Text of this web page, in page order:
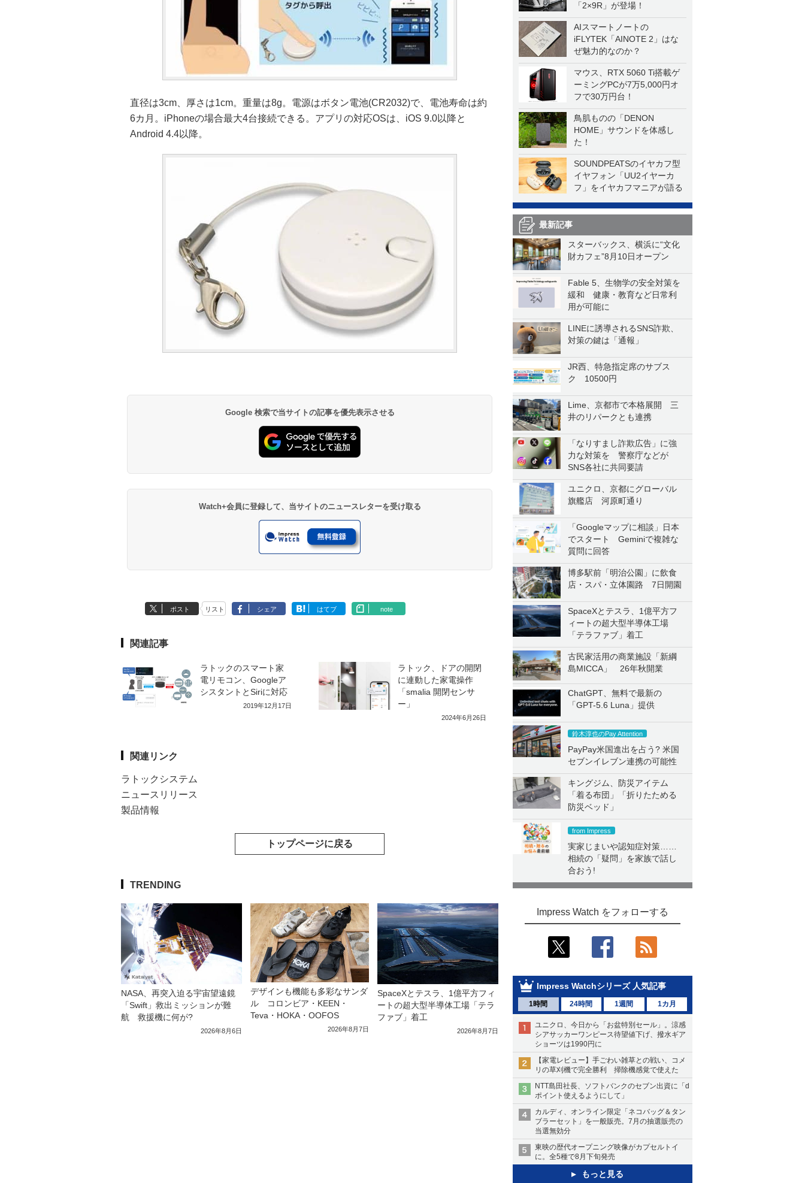
「2×9R」が登場！
AIスマートノートの
iFLYTEK「AINOTE 2」はな
ぜ魅力的なのか？
マウス、RTX 5060 Ti搭載ゲ
ーミングPCが7万5,000円オ
フで30万円台！
鳥肌ものの「DENON
HOME」サウンドを体感し
た！
SOUNDPEATSのイヤカフ型
イヤフォン「UU2イヤーカ
フ」をイヤカフマニアが語る
最新記事
スターバックス、横浜に“文化
財カフェ”8月10日オープン
Fable 5、生物学の安全対策を
緩和 健康・教育など日常利
用が可能に
LINEに誘導されるSNS詐欺、
対策の鍵は「通報」
JR西、特急指定席のサブス
ク 10500円
Lime、京都市で本格展開 三
井のリパークとも連携
「なりすまし詐欺広告」に強
力な対策を 警察庁などが
SNS各社に共同要請
ユニクロ、京都にグローバル
旗艦店 河原町通り
「Googleマップに相談」日本
でスタート Geminiで複雑な
質問に回答
博多駅前「明治公園」に飲食
店・スパ・立体園路 7日開園
SpaceXとテスラ、1億平方フ
ィートの超大型半導体工場
「テラファブ」着工
古民家活用の商業施設「新綱
島MICCA」 26年秋開業
ChatGPT、無料で最新の
「GPT-5.6 Luna」提供
鈴木淳也のPay Attention
PayPay米国進出を占う? 米国
セブンイレブン連携の可能性
キングジム、防災アイテム
「着る布団」「折りたためる
防災ベッド」
from Impress
実家じまいや認知症対策……
相続の「疑問」を家族で話し
合おう!
Impress Watch をフォローする
Impress Watchシリーズ 人気記事
1時間 24時間 1週間 1カ月
ユニクロ、今日から「お盆特別セール」。涼感
シアサッカーワンピース待望値下げ、撥水ギア
ショーツは1990円に
【家電レビュー】手ごわい雑草との戦い、コメ
リの草刈機で完全勝利 掃除機感覚で使えた
NTT島田社長、ソフトバンクのセブン出資に「d
ポイント使えるようにして」
カルディ、オンライン限定「ネコバッグ＆タン
ブラーセット」を一般販売。7月の抽選販売の
当選無効分
東映の歴代オープニング映像がカプセルトイ
に。全5種で8月下旬発売
もっと見る
直径は3cm、厚さは1cm。重量は8g。電源はボタン電池(CR2032)で、電池寿命は約
6カ月。iPhoneの場合最大4台接続できる。アプリの対応OSは、iOS 9.0以降と
Android 4.4以降。
Google 検索で当サイトの記事を優先表示させる
Watch+会員に登録して、当サイトのニュースレターを受け取る
ポスト リスト シェア はてブ note
関連記事
ラトックのスマート家
電リモコン、Googleア
シスタントとSiriに対応
2019年12月17日
ラトック、ドアの開閉
に連動した家電操作
「smalia 開閉センサ
ー」
2024年6月26日
関連リンク
ラトックシステム
ニュースリリース
製品情報
トップページに戻る
TRENDING
NASA、再突入迫る宇宙望遠鏡
「Swift」救出ミッションが難
航 救援機に何が?
2026年8月6日
デザインも機能も多彩なサンダ
ル コロンビア・KEEN・
Teva・HOKA・OOFOS
2026年8月7日
SpaceXとテスラ、1億平方フィ
ートの超大型半導体工場「テラ
ファブ」着工
2026年8月7日